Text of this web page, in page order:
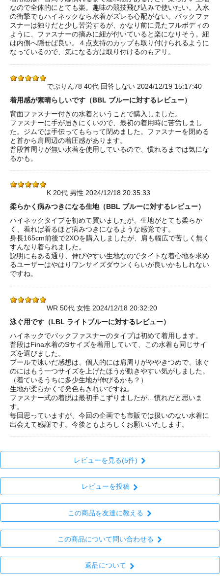
なので全体的にとても楽。趣味の競技飛び込みで使いたい。入水
の衝撃でもハイネックなら水着がズレる心配がない。バックファ
スナーは独りだと少し苦労するが、かなり前に見たフルボディの
ように、ファスナーの摘みに紐が付いていると楽になりそう。紐
は内側へ隠せば良い。４点支持のカップも取り付けられるように
なっているので、気になる方は取り付けるのもアリ。
でぶりん78 40代 回答しない 2024/12/19 15:17:40
着用感が素晴らしいです（BBL ブルーに対するレビュー）
背面ファスナー付きの水着ということで購入しました。
ファスナーに手が届きにくいので、最初の着用時に苦労しまし
た。ジムでは手伝ってもらって閉めました。ファスナーを閉める
と首から肩周辺の着圧感があります。
普段首周りが無い水着を使用しているので、慣れるまでは気にな
るかも。
K 20代 男性 2024/12/18 20:35:33
柔らかく病みつきになる生地（BBL ブルーに対するレビュー）
ハイネックタイプを初めて買いましたが、生地がとても柔らか
く、着れば着るほど病みつきになるような感覚です。
身長165cm前後で2XOを購入しましたが、肩も幅広で苦しく無く
すんなり着られました。
説明にもある通り、伸びやすい生地なのでタイトな着心地を求め
るユーザーはやはりワンサイズダウンくらいが良いかもしれない
ですね。
WR 50代 女性 2024/12/18 20:32:20
泳ぐ用です（LBL ライトブルーに対するレビュー）
ハイネックでバックファスナーのタイプは初めて着用します。
普段はFina水着のSサイズを着用していて、この水着も同じサイ
ズを選びました。
プールで泳いだ感想は、個人的には肩周りがややきつめで、泳ぐ
のにはもう一つサイズを上げたほうが動きやすい気がしました。
（着ているうちに多少生地が伸びるかも？）
生地が柔らかくて発色もきれいですね。
ファスナー式の着脱は最初手こずりましたが…慣れだと思いま
す。
毎回思っていますが、今回の企画でも市販では扱いのない水着に
出会えて感謝です。今後ともよろしくお願いいたします。
レビューを見る(5件)
レビューを投稿
この商品を友達に教える
この商品について問い合わせる
返品について